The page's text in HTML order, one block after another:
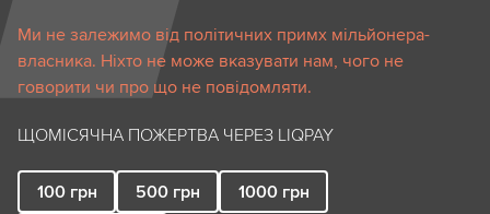
Ми не залежимо від політичних примх мільйонера-
власника. Ніхто не може вказувати нам, чого не
говорити чи про що не повідомляти.
ЩОМІСЯЧНА ПОЖЕРТВА ЧЕРЕЗ LIQPAY
100 грн 500 грн 1000 грн